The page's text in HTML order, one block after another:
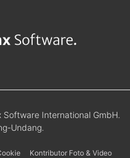
International GmbH.
Undang.
Kontributor Foto & Video